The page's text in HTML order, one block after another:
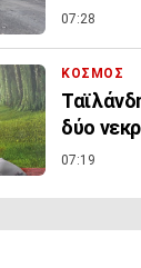
07:28
ΚΟΣΜΟΣ
δύο
07:19